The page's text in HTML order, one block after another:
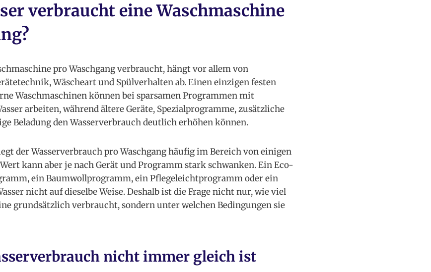
verbraucht eine Waschmaschine
pro Waschgang verbraucht, hängt vor allem von
Wäscheart und Spülverhalten ab. Einen einzigen festen
Waschmaschinen können bei sparsamen Programmen mit
arbeiten, während ältere Geräte, Spezialprogramme, zusätzliche
Beladung den Wasserverbrauch deutlich erhöhen können.
der Wasserverbrauch pro Waschgang häufig im Bereich von einigen
kann aber je nach Gerät und Programm stark schwanken. Ein Eco-
ein Baumwollprogramm, ein Pflegeleichtprogramm oder ein
nicht auf dieselbe Weise. Deshalb ist die Frage nicht nur, wie viel
grundsätzlich verbraucht, sondern unter welchen Bedingungen sie
nicht immer gleich ist